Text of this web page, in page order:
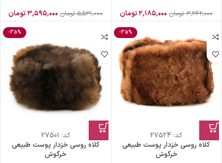
۳,۳۶۲,۰۰۰ تومان ۲,۱۸۵,۰۰۰تومان ۵,۵۳۱,۰۰۰ تومان ۳,۵۹۵,۰۰۰تومان
-35%
کد: 27524
کلاه روسی خزدار پوست طبیعی
خرگوش
-35%
کد: 27501
کلاه روسی خزدار پوست طبیعی
خرگوش